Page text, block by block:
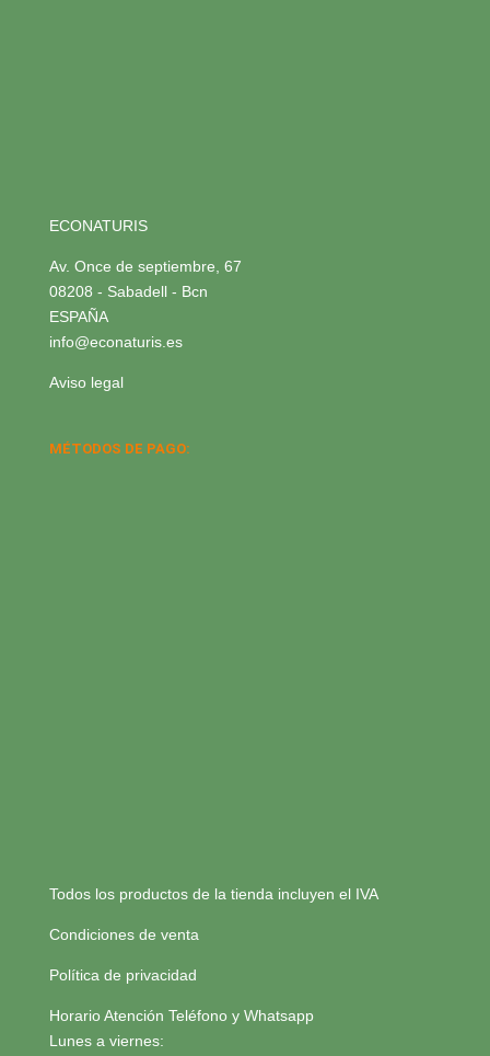
ECONATURIS
Av. Once de septiembre, 67
08208 - Sabadell - Bcn
ESPAÑA
info@econaturis.es
Aviso legal
MÉTODOS DE PAGO:
Todos los productos de la tienda incluyen el IVA
Condiciones de venta
Política de privacidad
Horario Atención Teléfono y Whatsapp
Lunes a viernes: